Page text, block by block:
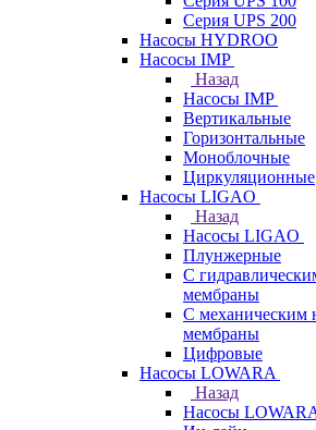
Серия UPS 200
Насосы HYDROO
Насосы IMP
Назад
Насосы IMP
Вертикальные
Горизонтальные
Моноблочные
Циркуляционные
Насосы LIGAO
Назад
Насосы LIGAO
Плунжерные
С
мембраны
С механическим
мембраны
Цифровые
Насосы LOWARA
Назад
Насосы